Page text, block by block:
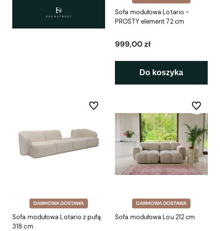
Sofa modułowa Lotario -
PROSTY element 72 cm
999,00 zł
Do koszyka
DARMOWA DOSTAWA
Sofa modułowa Lotario z pufą
318 cm
Do ulubionych
DARMOWA DOSTAWA
Sofa modułowa Lou 212 cm
Do